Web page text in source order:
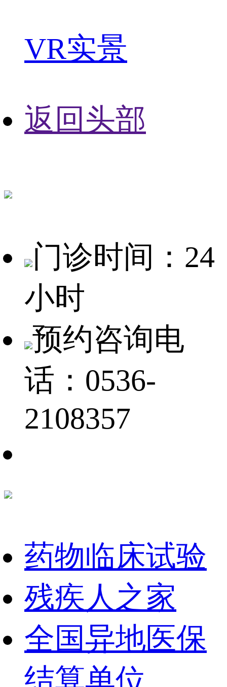
VR实景
返回头部
门诊时间：24
小时
预约咨询电
话：0536-
2108357
药物临床试验
残疾人之家
全国异地医保
结算单位